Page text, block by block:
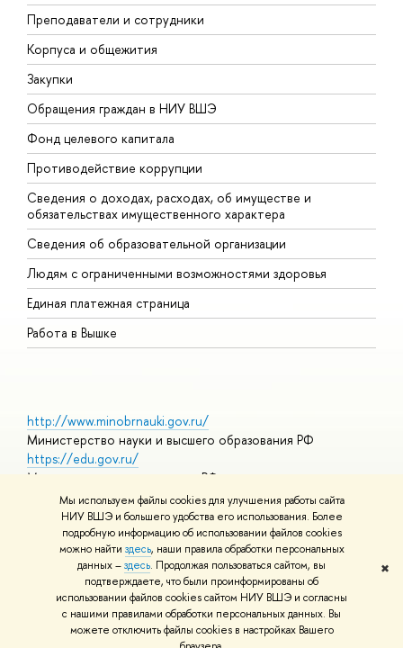
Мы используем файлы cookies для улучшения работы сайта
НИУ ВШЭ и большего удобства его использования. Более
подробную информацию об использовании файлов cookies
можно найти здесь, наши правила обработки персональных
данных –здесь. Продолжая пользоваться сайтом, вы
подтверждаете, что были проинформированы об
использовании файлов cookies сайтом НИУ ВШЭ и согласны
с нашими правилами обработки персональных данных. Вы
можете отключить файлы cookies в настройках Вашего
✖
Преподаватели и сотрудники
Корпуса и общежития
Закупки
Обращения граждан в НИУ ВШЭ
Фонд целевого капитала
Противодействие коррупции
Сведения о доходах, расходах, об имуществе и
обязательствах имущественного характера
Сведения об образовательной организации
Людям с ограниченными возможностями здоровья
Единая платежная страница
Работа в Вышке
http://www.minobrnauki.gov.ru/
Министерство науки и высшего образования РФ
https://edu.gov.ru/
Министерство просвещения РФ
https://elearning.hse.ru/mooc
Массовые открытые онлайн-курсы
© НИУ ВШЭ 1993–2026 Адреса и контактыУсловия
использования материалов Политика конфиденциальности
Шрифты HSE Sans и HSE Slab разработаны вШколе дизайна НИУ